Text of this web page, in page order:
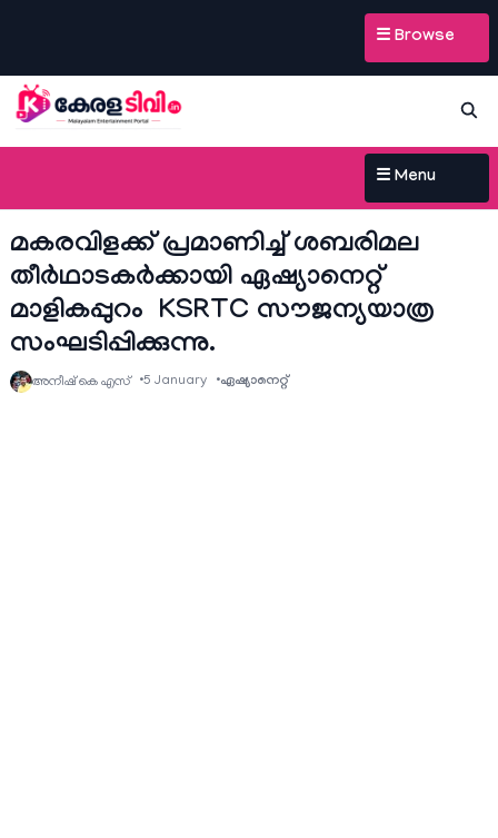
☰ Browse
☰ Menu
മകരവിളക്ക് പ്രമാണിച്ച് ശബരിമല
തീർഥാടകർക്കായി ഏഷ്യാനെറ്റ്
മാളികപ്പുറം KSRTC സൗജന്യയാത്ര
സംഘടിപ്പിക്കുന്നു.
അനീഷ്‌ കെ എസ് 5 January ഏഷ്യാനെറ്റ്‌